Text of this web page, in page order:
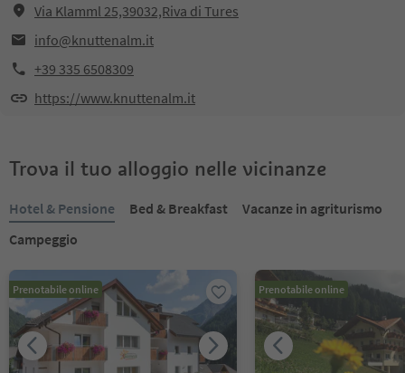
Via Klamml 25,39032,Riva di Tures
info@knuttenalm.it
+39 335 6508309
https://www.knuttenalm.it
Trova il tuo alloggio nelle vicinanze
Hotel & Pensione Bed & Breakfast
Vacanze in agriturismo
Campeggio
Prenotabile online Prenotabile online